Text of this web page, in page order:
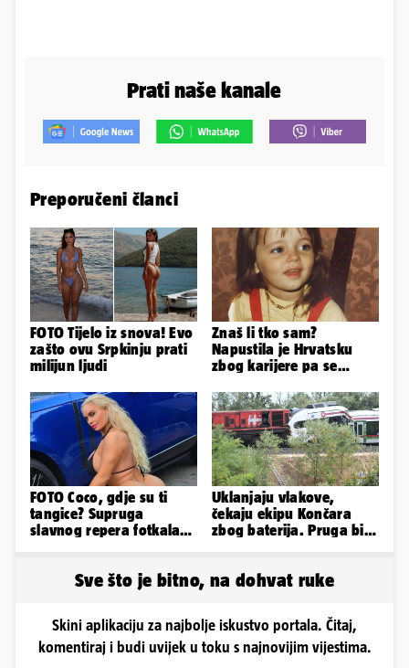
Prati naše kanale
Preporučeni članci
FOTO Tijelo iz snova! Evo
zašto ovu Srpkinju prati
milijun ljudi
Znaš li tko sam?
Napustila je Hrvatsku
zbog karijere pa se
starijeg
FOTO Coco, gdje su ti
tangice? Supruga
slavnog repera fotkala
Uklanjaju vlakove,
čekaju ekipu Končara
zbog baterija. Pruga bi
Sve što je bitno, na dohvat ruke
Skini aplikaciju za najbolje iskustvo portala. Čitaj,
komentiraj i budi uvijek u toku s najnovijim vijestima.